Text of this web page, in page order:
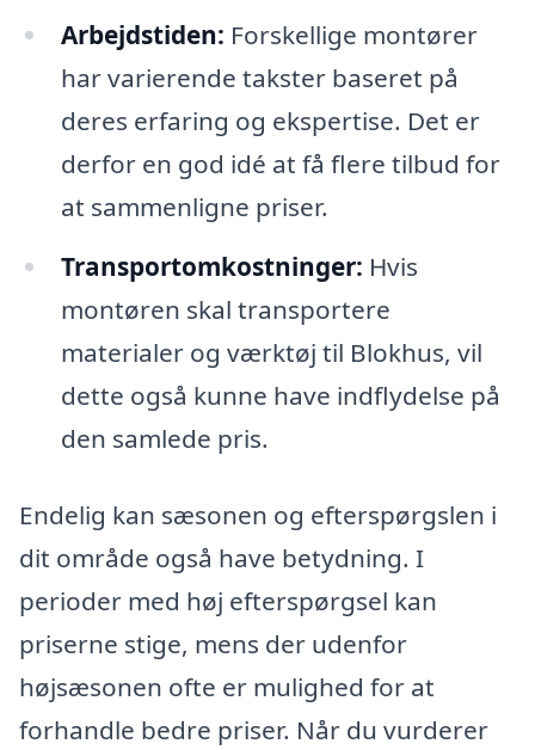
Arbejdstiden: Forskellige montører
har varierende takster baseret på
deres erfaring og ekspertise. Det er
derfor en god idé at få flere tilbud for
at sammenligne priser.
Transportomkostninger: Hvis
montøren skal transportere
materialer og værktøj til Blokhus, vil
dette også kunne have indflydelse på
den samlede pris.
Endelig kan sæsonen og efterspørgslen i
dit område også have betydning. I
perioder med høj efterspørgsel kan
priserne stige, mens der udenfor
højsæsonen ofte er mulighed for at
forhandle bedre priser. Når du vurderer